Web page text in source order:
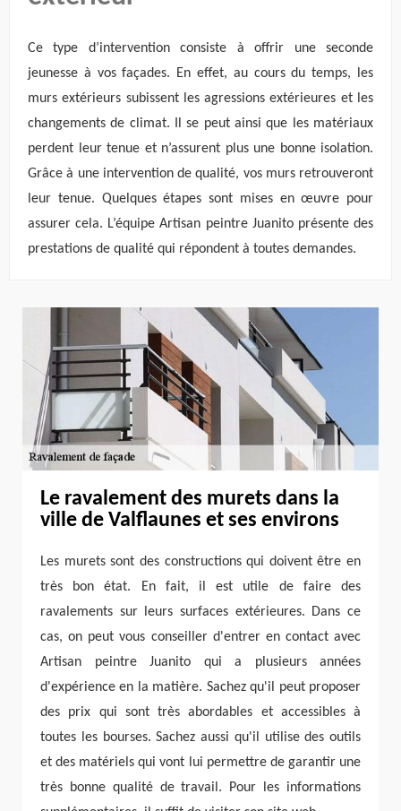
Ce type d’intervention consiste à offrir une seconde
jeunesse à vos façades. En effet, au cours du temps, les
murs extérieurs subissent les agressions extérieures et les
changements de climat. Il se peut ainsi que les matériaux
perdent leur tenue et n’assurent plus une bonne isolation.
Grâce à une intervention de qualité, vos murs retrouveront
leur tenue. Quelques étapes sont mises en œuvre pour
assurer cela. L’équipe Artisan peintre Juanito présente des
prestations de qualité qui répondent à toutes demandes.
Le ravalement des murets dans la
ville de Valflaunes et ses environs
Les murets sont des constructions qui doivent être en
très bon état. En fait, il est utile de faire des
ravalements sur leurs surfaces extérieures. Dans ce
cas, on peut vous conseiller d'entrer en contact avec
Artisan peintre Juanito qui a plusieurs années
d'expérience en la matière. Sachez qu'il peut proposer
des prix qui sont très abordables et accessibles à
toutes les bourses. Sachez aussi qu'il utilise des outils
et des matériels qui vont lui permettre de garantir une
très bonne qualité de travail. Pour les informations